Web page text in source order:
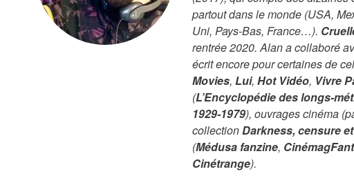
partout dans le monde (USA,
Uni, Pays-Bas, France…).
rentrée 2020.Alan a collaboré
écrit encore pour certaines de
Movies, Lui, Hot Vidéo, Vivre
(L’Encyclopédie des longs-
1929-1979), ouvrages cinéma
collectionDarkness, censure
(Médusa fanzine,
Cinétrange).